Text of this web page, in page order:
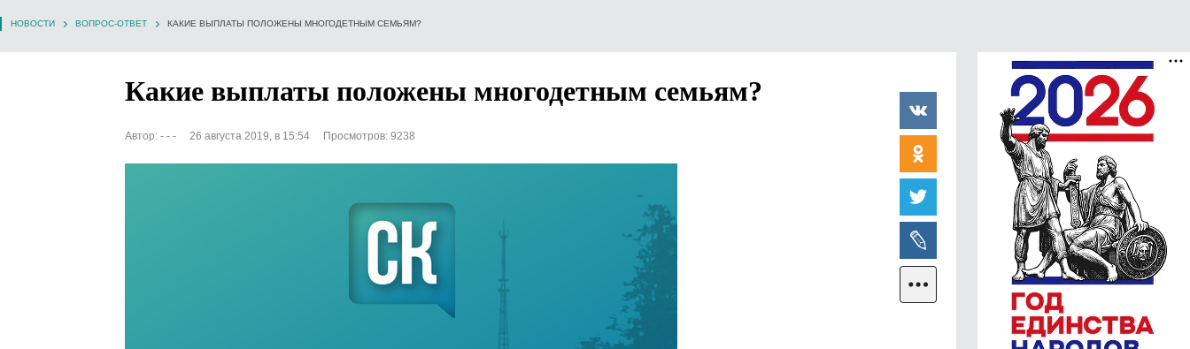
НОВОСТИ ВОПРОС-ОТВЕТ КАКИЕ ВЫПЛАТЫ ПОЛОЖЕНЫ МНОГОДЕТНЫМ СЕМЬЯМ?
Какие выплаты положены многодетным семьям?
Автор: - - - 26 августа 2019, в 15:54 Просмотров: 9238